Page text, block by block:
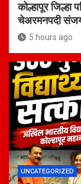
कोल्हापूर जिल्हा
चेअरमनपदी संजय
5 hours ago
UNCATEGORIZED